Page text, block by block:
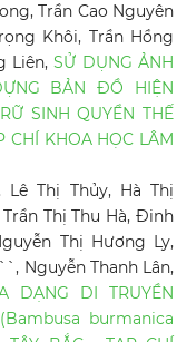
Trần Cao Nguyên
Khôi, Trần Hồng
Liên,SỬ DỤNG ẢNH
BẢN ĐỒ HIỆN
SINH QUYỂN THẾ
CHÍ KHOA HỌC LÂM
Lê Thị Thủy, Hà Thị
Thị Thu Hà, Đinh
Thị Hương Ly,
Nguyễn Thanh Lân,
DẠNG DI TRUYỀN
burmanica